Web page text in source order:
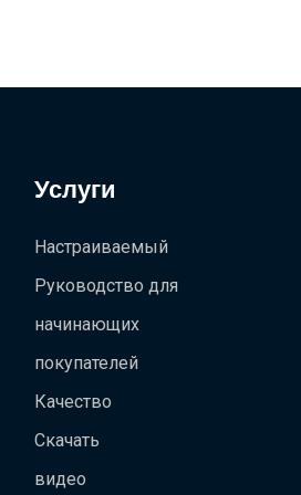
Услуги
Настраиваемый
Руководство для
начинающих
покупателей
Качество
Скачать
видео